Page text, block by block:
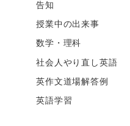
告知
授業中の出来事
数学・理科
社会人やり直し英語
英作文道場解答例
英語学習